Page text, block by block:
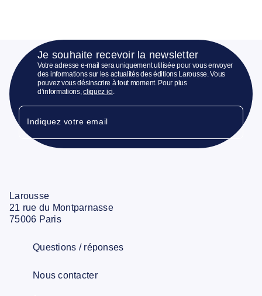
Je souhaite recevoir la newsletter
Votre adresse e-mail sera uniquement utilisée pour vous envoyer
des informations sur les actualités des éditions Larousse. Vous
pouvez vous désinscrire à tout moment. Pour plus
d’informations,cliquez ici.
Indiquez votre email
Larousse
21 rue du Montparnasse
75006 Paris
Questions / réponses
Nous contacter